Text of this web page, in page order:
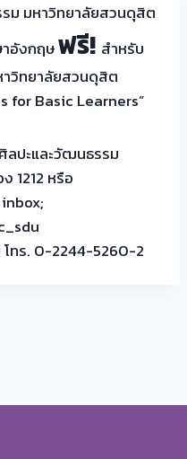
ม มหาวิทยาลัยสวนดุสิต
อังกฤษฟรี! สำหรับ
วิทยาลัยสวนดุสิต
for Basic Learners”
ลปะและวัฒนธรรม
1212 หรือ
โทร. 0-2244-5260-2